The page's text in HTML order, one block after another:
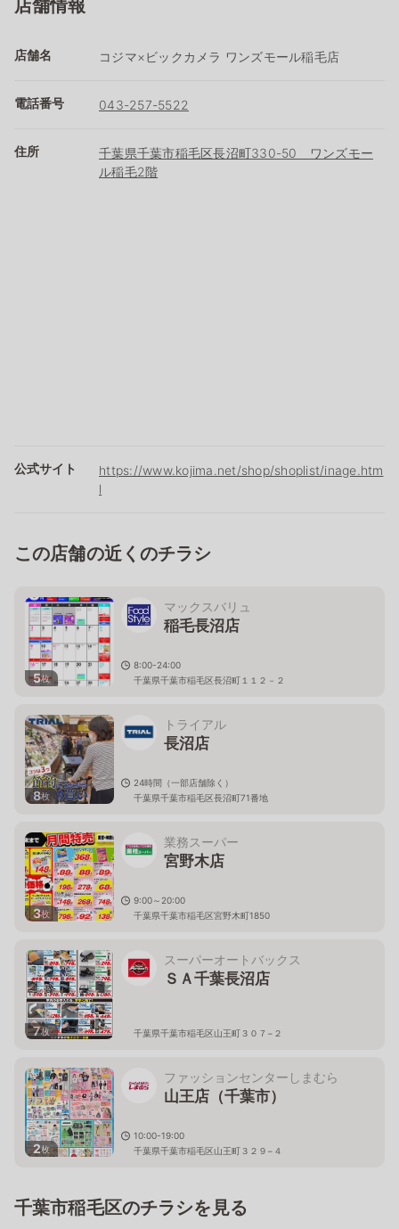
店舗情報
店舗名 コジマ×ビックカメラ ワンズモール稲毛店
電話番号 043-257-5522
住所
千葉県千葉市稲毛区長沼町330-50 ワンズモー
ル稲毛2階
公式サイト
https://www.kojima.net/shop/shoplist/inage.htm
l
この店舗の近くのチラシ
5枚
マックスバリュ
稲毛長沼店
8:00-24:00
千葉県千葉市稲毛区長沼町１１２－２
8枚
トライアル
長沼店
24時間（一部店舗除く）
千葉県千葉市稲毛区長沼町71番地
3枚
業務スーパー
宮野木店
9:00～20:00
千葉県千葉市稲毛区宮野木町1850
7枚
スーパーオートバックス
ＳＡ千葉長沼店
千葉県千葉市稲毛区山王町３０７−２
2枚
ファッションセンターしまむら
山王店（千葉市）
10:00-19:00
千葉県千葉市稲毛区山王町３２９−４
千葉市稲毛区のチラシを見る